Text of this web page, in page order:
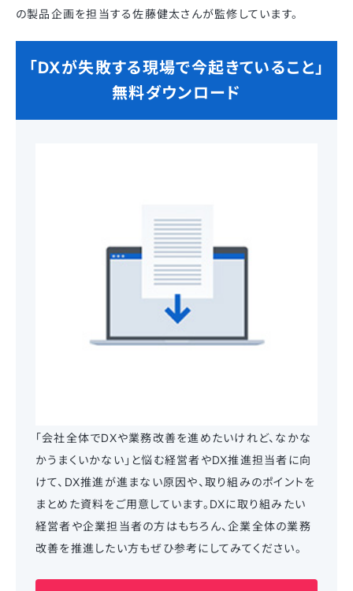
の製品企画を担当する佐藤健太さんが監修しています。
「DXが失敗する現場で今起きていること」
無料ダウンロード
「会社全体でDXや業務改善を進めたいけれど、なかな
かうまくいかない」と悩む経営者やDX推進担当者に向
けて、DX推進が進まない原因や、取り組みのポイントを
まとめた資料をご用意しています。DXに取り組みたい
経営者や企業担当者の方はもちろん、企業全体の業務
改善を推進したい方もぜひ参考にしてみてください。